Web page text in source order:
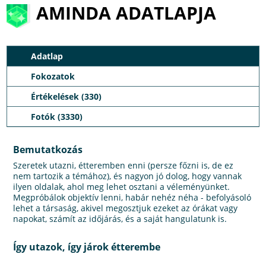
AMINDA ADATLAPJA
Adatlap
Fokozatok
Értékelések (330)
Fotók (3330)
Bemutatkozás
Szeretek utazni, étteremben enni (persze főzni is, de ez
nem tartozik a témához), és nagyon jó dolog, hogy vannak
ilyen oldalak, ahol meg lehet osztani a véleményünket.
Megpróbálok objektív lenni, habár nehéz néha - befolyásoló
lehet a társaság, akivel megosztjuk ezeket az órákat vagy
napokat, számít az időjárás, és a saját hangulatunk is.
Így utazok, így járok étterembe